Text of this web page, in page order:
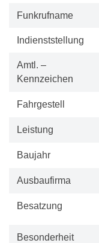
Funkrufname
Indienststellung
Amtl. –
Kennzeichen
Fahrgestell
Leistung
Baujahr
Ausbaufirma
Besatzung
Besonderheit